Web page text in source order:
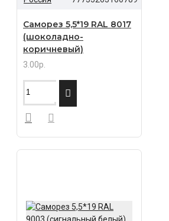
Саморез 5,5*19 RAL 8017
(шоколадно-
коричневый)
3.00р.